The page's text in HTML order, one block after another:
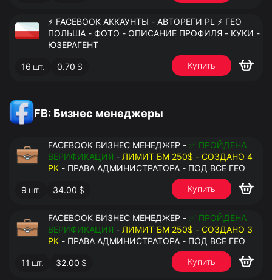
⚡️ FACEBOOK АККАУНТЫ - АВТОРЕГИ PL ⚡️ ГЕО
ПОЛЬША - ФОТО - ОПИСАНИЕ ПРОФИЛЯ - КУКИ -
ЮЗЕРАГЕНТ
16 шт. 0.70 $ Купить
FB: Бизнес менеджеры
FACEBOOK БИЗНЕС МЕНЕДЖЕР - ✅ ПРОЙДЕНА
ВЕРИФИКАЦИЯ - ЛИМИТ БМ 250$ - СОЗДАНО 4
РК - ПРАВА АДМИНИСТРАТОРА - ПОД ВСЕ ГЕО
9 шт. 34.00 $ Купить
FACEBOOK БИЗНЕС МЕНЕДЖЕР - ✅ ПРОЙДЕНА
ВЕРИФИКАЦИЯ - ЛИМИТ БМ 250$ - СОЗДАНО 3
РК - ПРАВА АДМИНИСТРАТОРА - ПОД ВСЕ ГЕО
11 шт. 32.00 $ Купить